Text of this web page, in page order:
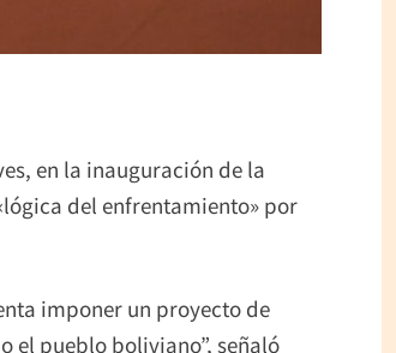
en la inauguración de la
del enfrentamiento» por
imponer un proyecto de
el pueblo boliviano”, señaló